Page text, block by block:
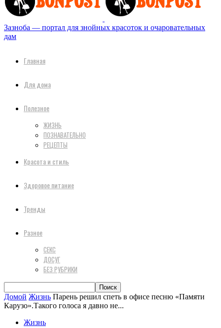
Зазноба — портал для знойных красоток и очаровательных
дам
Главная
Для дома
Полезное
ЖИЗНЬ
ПОЗНАВАТЕЛЬНО
РЕЦЕПТЫ
Красота и стиль
Здоровое питание
Тренды
Разное
СЕКС
ДОСУГ
БЕЗ РУБРИКИ
Домой Жизнь Парень решил спеть в офисе песню «Памяти
Карузо».Такого голоса я давно не...
Жизнь